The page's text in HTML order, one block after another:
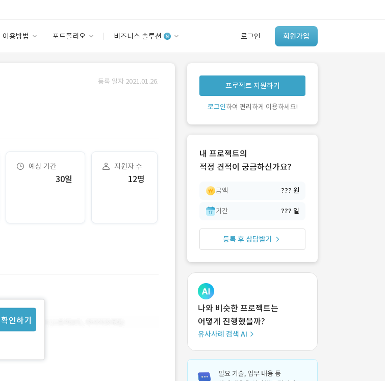
이용방법 포트폴리오 비즈니스 솔루션 로그인 회원가입
안심 코드 케어
유사사례 검색 AI
‘이런 거’ 만들어본
개발 회사 있어?
등록 일자 2021.01.26.
예상 기간
30일
지원자 수
12명
인하기
프로젝트 지원하기
로그인하여 편리하게 이용하세요!
내 프로젝트의
적정 견적이 궁금하신가요?
금액 ??? 원
기간 ??? 일
등록 후 상담받기
나와 비슷한 프로젝트는
어떻게 진행했을까?
유사사례 검색 AI